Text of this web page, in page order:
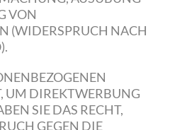
VON
(WIDERSPRUCH NACH
UM DIREKTWERBUNG
SIE DAS RECHT,
GEGEN DIE